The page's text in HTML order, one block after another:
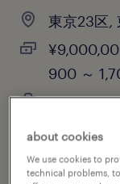
東京23区,
900 ～
job category
about cookies
We use cookies to
technical problems,